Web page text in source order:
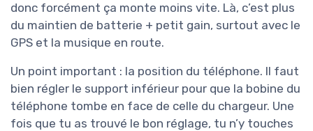
donc forcément ça monte moins vite. Là, c’est plus
du maintien de batterie + petit gain, surtout avec le
GPS et la musique en route.
Un point important : la position du téléphone. Il faut
bien régler le support inférieur pour que la bobine du
téléphone tombe en face de celle du chargeur. Une
fois que tu as trouvé le bon réglage, tu n’y touches